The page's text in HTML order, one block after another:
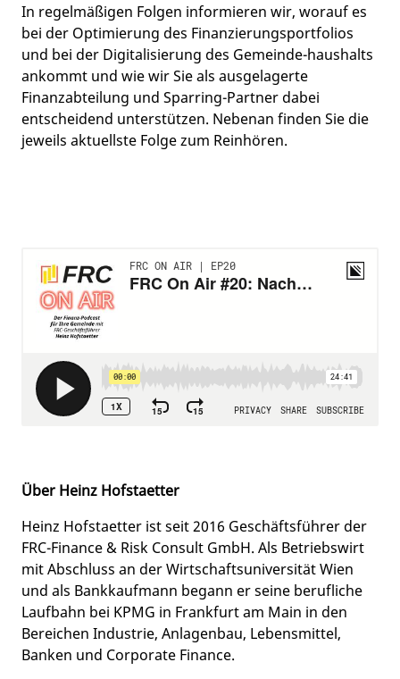
In regelmäßigen Folgen informieren wir, worauf es
bei der Optimierung des Finanzierungsportfolios
und bei der Digitalisierung des Gemeinde-haushalts
ankommt und wie wir Sie als ausgelagerte
Finanzabteilung und Sparring-Partner dabei
entscheidend unterstützen. Nebenan finden Sie die
jeweils aktuellste Folge zum Reinhören.
Über Heinz Hofstaetter
Heinz Hofstaetter ist seit 2016 Geschäftsführer der
FRC-Finance & Risk Consult GmbH. Als Betriebswirt
mit Abschluss an der Wirtschaftsuniversität Wien
und als Bankkaufmann begann er seine berufliche
Laufbahn bei KPMG in Frankfurt am Main in den
Bereichen Industrie, Anlagenbau, Lebensmittel,
Banken und Corporate Finance.